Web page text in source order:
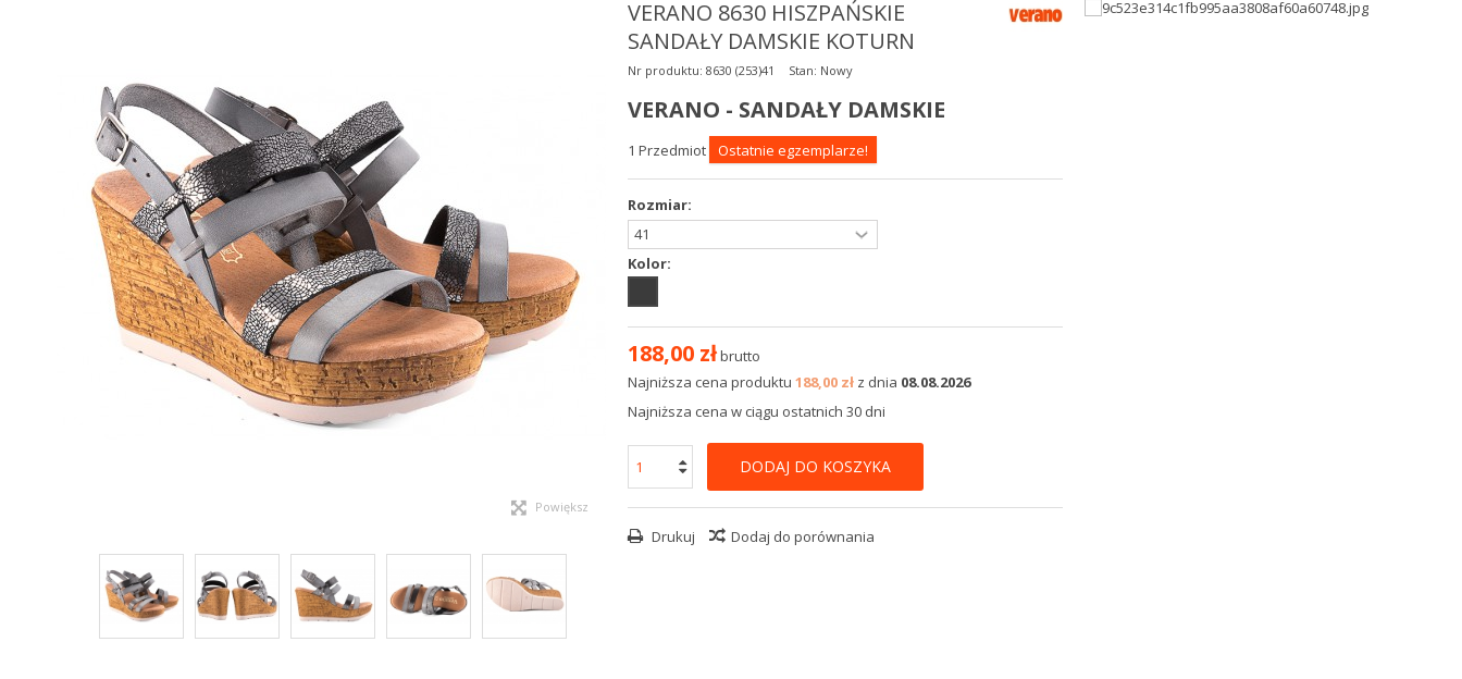
Powiększ
VERANO 8630 HISZPAŃSKIE
SANDAŁY DAMSKIE KOTURN
Nr produktu: 8630 (253)41 Stan: Nowy
VERANO - SANDAŁY DAMSKIE
1 Przedmiot Ostatnie egzemplarze!
Rozmiar:
Kolor:
188,00 złbrutto
Najniższa cena produktu 188,00 zł z dnia 08.08.2026
Najniższa cena w ciągu ostatnich 30 dni
DODAJ DO KOSZYKA
Drukuj Dodaj do porównania